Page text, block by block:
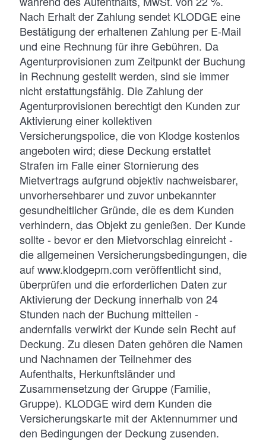
Nach Erhalt der Zahlung sendet KLODGE eine
Bestätigung der erhaltenen Zahlung per E-Mail
und eine Rechnung für ihre Gebühren. Da
Agenturprovisionen zum Zeitpunkt der Buchung
in Rechnung gestellt werden, sind sie immer
nicht erstattungsfähig. Die Zahlung der
Agenturprovisionen berechtigt den Kunden zur
Aktivierung einer kollektiven
Versicherungspolice, die von Klodge kostenlos
angeboten wird; diese Deckung erstattet
Strafen im Falle einer Stornierung des
Mietvertrags aufgrund objektiv nachweisbarer,
unvorhersehbarer und zuvor unbekannter
gesundheitlicher Gründe, die es dem Kunden
verhindern, das Objekt zu genießen. Der Kunde
sollte - bevor er den Mietvorschlag einreicht -
die allgemeinen Versicherungsbedingungen, die
auf www.klodgepm.com veröffentlicht sind,
überprüfen und die erforderlichen Daten zur
Aktivierung der Deckung innerhalb von 24
Stunden nach der Buchung mitteilen -
andernfalls verwirkt der Kunde sein Recht auf
Deckung. Zu diesen Daten gehören die Namen
und Nachnamen der Teilnehmer des
Aufenthalts, Herkunftsländer und
Zusammensetzung der Gruppe (Familie,
Gruppe). KLODGE wird dem Kunden die
Versicherungskarte mit der Aktennummer und
den Bedingungen der Deckung zusenden.